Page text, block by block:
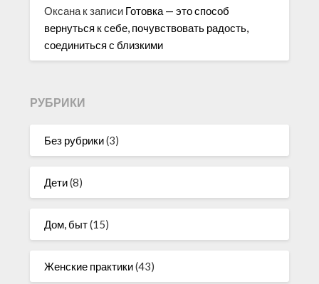
Оксана к записи Готовка — это способ
вернуться к себе, почувствовать радость,
соединиться с близкими
РУБРИКИ
Без рубрики(3)
Дети(8)
Дом, быт(15)
Женские практики(43)